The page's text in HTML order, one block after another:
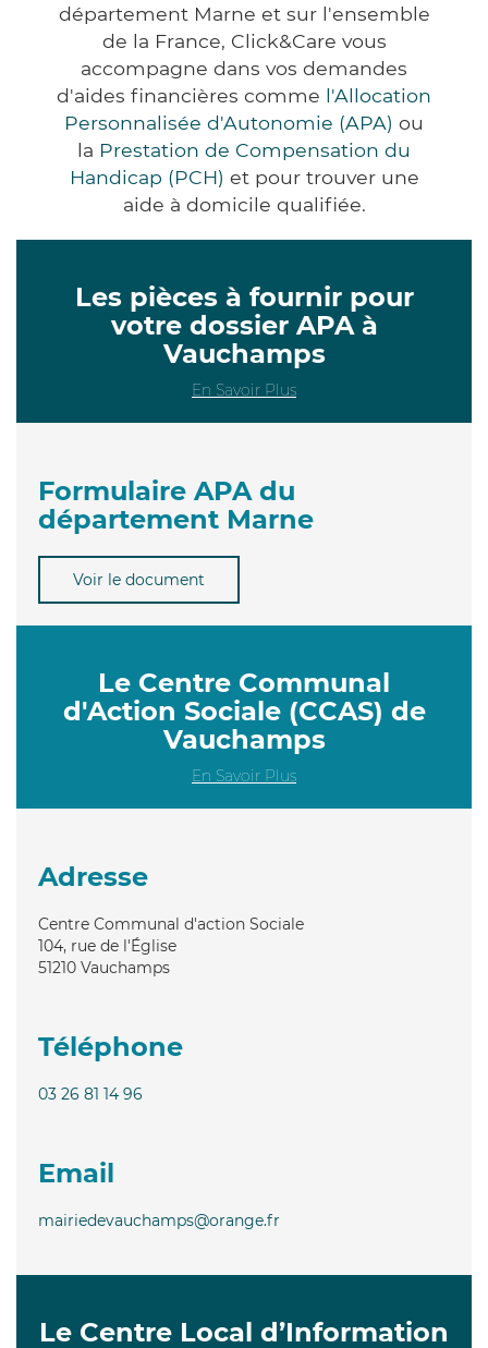
département Marne et sur l'ensemble
de la France, Click&Care vous
accompagne dans vos demandes
d'aides financières comme l'Allocation
Personnalisée d'Autonomie (APA) ou
la Prestation de Compensation du
Handicap (PCH) et pour trouver une
aide à domicile qualifiée.
Les pièces à fournir pour
votre dossier APA à
Vauchamps
En Savoir Plus
Formulaire APA du
département Marne
Voir le document
Le Centre Communal
d'Action Sociale (CCAS) de
Vauchamps
En Savoir Plus
Adresse
Centre Communal d'action Sociale
104, rue de l'Église
51210 Vauchamps
Téléphone
03 26 81 14 96
Email
mairiedevauchamps@orange.fr
Le Centre Local d’Information